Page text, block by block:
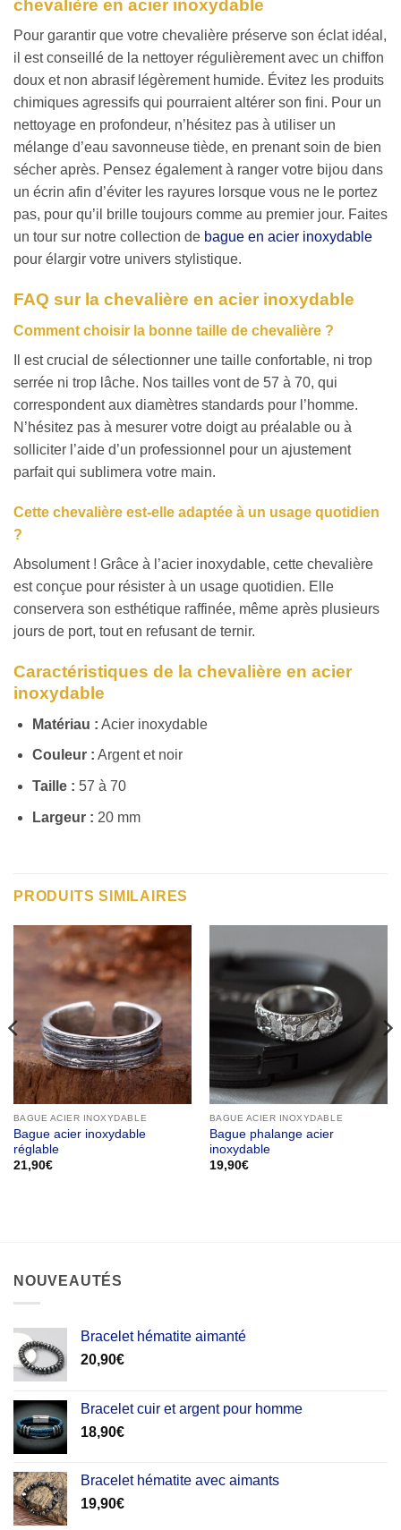
chevalière en acier inoxydable
Pour garantir que votre chevalière préserve son éclat idéal,
il est conseillé de la nettoyer régulièrement avec un chiffon
doux et non abrasif légèrement humide. Évitez les produits
chimiques agressifs qui pourraient altérer son fini. Pour un
nettoyage en profondeur, n’hésitez pas à utiliser un
mélange d’eau savonneuse tiède, en prenant soin de bien
sécher après. Pensez également à ranger votre bijou dans
un écrin afin d’éviter les rayures lorsque vous ne le portez
pas, pour qu’il brille toujours comme au premier jour. Faites
un tour sur notre collection de bague en acier inoxydable
pour élargir votre univers stylistique.
FAQ sur la chevalière en acier inoxydable
Comment choisir la bonne taille de chevalière ?
Il est crucial de sélectionner une taille confortable, ni trop
serrée ni trop lâche. Nos tailles vont de 57 à 70, qui
correspondent aux diamètres standards pour l’homme.
N’hésitez pas à mesurer votre doigt au préalable ou à
solliciter l’aide d’un professionnel pour un ajustement
parfait qui sublimera votre main.
Cette chevalière est-elle adaptée à un usage quotidien
?
Absolument ! Grâce à l’acier inoxydable, cette chevalière
est conçue pour résister à un usage quotidien. Elle
conservera son esthétique raffinée, même après plusieurs
jours de port, tout en refusant de ternir.
Caractéristiques de la chevalière en acier
inoxydable
Matériau : Acier inoxydable
Couleur : Argent et noir
Taille : 57 à 70
Largeur : 20 mm
PRODUITS SIMILAIRES
BAGUE ACIER INOXYDABLE
Bague acier inoxydable
réglable
21,90€
BAGUE ACIER INOXYDABLE
Bague phalange acier
inoxydable
19,90€
NOUVEAUTÉS
Bracelet hématite aimanté
20,90€
Bracelet cuir et argent pour homme
18,90€
Bracelet hématite avec aimants
19,90€